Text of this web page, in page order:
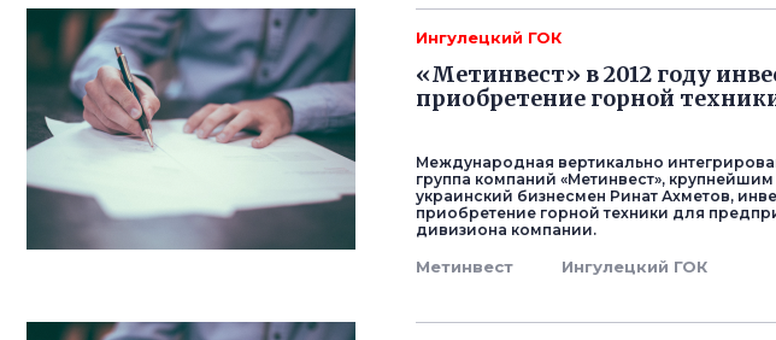
Ингулецкий ГОК
«Метинвест» в 2012 году
приобретение горной
Международная вертикально
группа компаний «Метинвест»,
украинский бизнесмен Ринат Ахметов,
приобретение горной техники для
дивизиона компании.
Метинвест Ингулецкий ГОК